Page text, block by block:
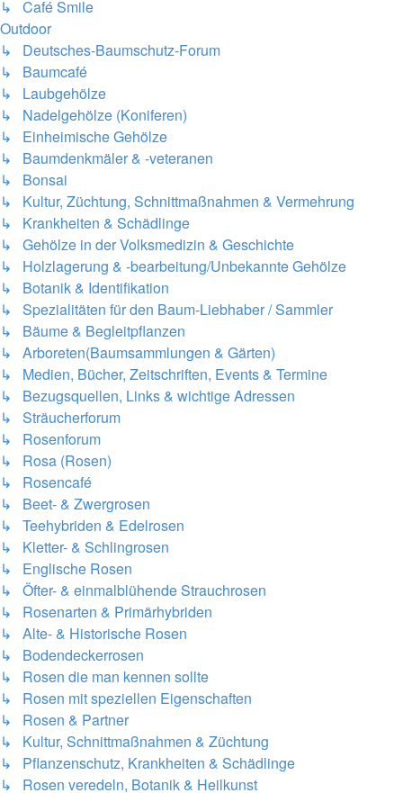
↳ Café Smile
Outdoor
↳ Deutsches-Baumschutz-Forum
↳ Baumcafé
↳ Laubgehölze
↳ Nadelgehölze (Koniferen)
↳ Einheimische Gehölze
↳ Baumdenkmäler & -veteranen
↳ Bonsai
↳ Kultur, Züchtung, Schnittmaßnahmen & Vermehrung
↳ Krankheiten & Schädlinge
↳ Gehölze in der Volksmedizin & Geschichte
↳ Holzlagerung & -bearbeitung/Unbekannte Gehölze
↳ Botanik & Identifikation
↳ Spezialitäten für den Baum-Liebhaber / Sammler
↳ Bäume & Begleitpflanzen
↳ Arboreten(Baumsammlungen & Gärten)
↳ Medien, Bücher, Zeitschriften, Events & Termine
↳ Bezugsquellen, Links & wichtige Adressen
↳ Sträucherforum
↳ Rosenforum
↳ Rosa (Rosen)
↳ Rosencafé
↳ Beet- & Zwergrosen
↳ Teehybriden & Edelrosen
↳ Kletter- & Schlingrosen
↳ Englische Rosen
↳ Öfter- & einmalblühende Strauchrosen
↳ Rosenarten & Primärhybriden
↳ Alte- & Historische Rosen
↳ Bodendeckerrosen
↳ Rosen die man kennen sollte
↳ Rosen mit speziellen Eigenschaften
↳ Rosen & Partner
↳ Kultur, Schnittmaßnahmen & Züchtung
↳ Pflanzenschutz, Krankheiten & Schädlinge
↳ Rosen veredeln, Botanik & Heilkunst